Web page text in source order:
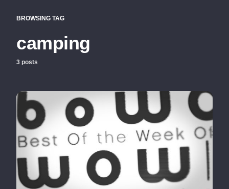
BROWSING TAG
camping
3 posts